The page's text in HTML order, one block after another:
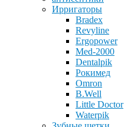
Ирригаторы
Bradex
Revyline
Ergopower
Med-2000
Dentalpik
Рокимед
Omron
B.Well
Little Doctor
Waterpik